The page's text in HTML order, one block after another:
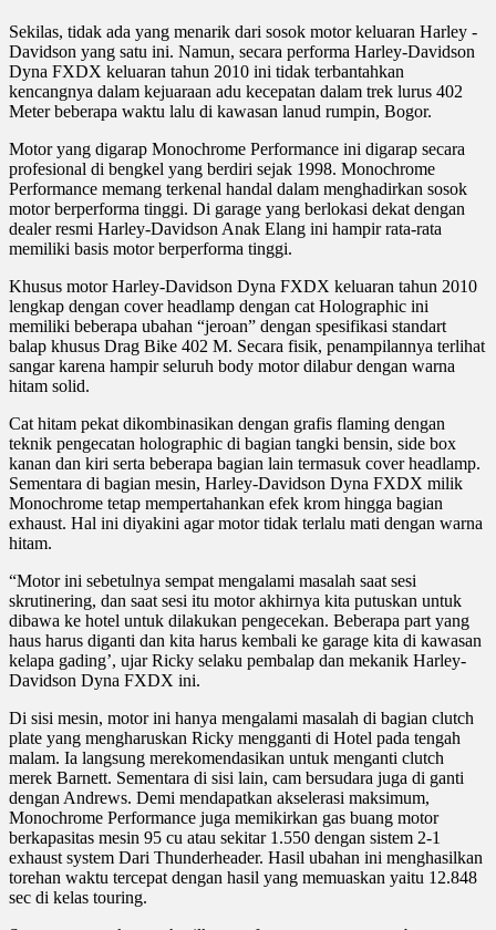
Sekilas, tidak ada yang menarik dari sosok motor keluaran Harley -
Davidson yang satu ini. Namun, secara performa Harley-Davidson
Dyna FXDX keluaran tahun 2010 ini tidak terbantahkan
kencangnya dalam kejuaraan adu kecepatan dalam trek lurus 402
Meter beberapa waktu lalu di kawasan lanud rumpin, Bogor.
Motor yang digarap Monochrome Performance ini digarap secara
profesional di bengkel yang berdiri sejak 1998. Monochrome
Performance memang terkenal handal dalam menghadirkan sosok
motor berperforma tinggi. Di garage yang berlokasi dekat dengan
dealer resmi Harley-Davidson Anak Elang ini hampir rata-rata
memiliki basis motor berperforma tinggi.
Khusus motor Harley-Davidson Dyna FXDX keluaran tahun 2010
lengkap dengan cover headlamp dengan cat Holographic ini
memiliki beberapa ubahan “jeroan” dengan spesifikasi standart
balap khusus Drag Bike 402 M. Secara fisik, penampilannya terlihat
sangar karena hampir seluruh body motor dilabur dengan warna
hitam solid.
Cat hitam pekat dikombinasikan dengan grafis flaming dengan
teknik pengecatan holographic di bagian tangki bensin, side box
kanan dan kiri serta beberapa bagian lain termasuk cover headlamp.
Sementara di bagian mesin, Harley-Davidson Dyna FXDX milik
Monochrome tetap mempertahankan efek krom hingga bagian
exhaust. Hal ini diyakini agar motor tidak terlalu mati dengan warna
hitam.
“Motor ini sebetulnya sempat mengalami masalah saat sesi
skrutinering, dan saat sesi itu motor akhirnya kita putuskan untuk
dibawa ke hotel untuk dilakukan pengecekan. Beberapa part yang
haus harus diganti dan kita harus kembali ke garage kita di kawasan
kelapa gading’, ujar Ricky selaku pembalap dan mekanik Harley-
Davidson Dyna FXDX ini.
Di sisi mesin, motor ini hanya mengalami masalah di bagian clutch
plate yang mengharuskan Ricky mengganti di Hotel pada tengah
malam. Ia langsung merekomendasikan untuk menganti clutch
merek Barnett. Sementara di sisi lain, cam bersudara juga di ganti
dengan Andrews. Demi mendapatkan akselerasi maksimum,
Monochrome Performance juga memikirkan gas buang motor
berkapasitas mesin 95 cu atau sekitar 1.550 dengan sistem 2-1
exhaust system Dari Thunderheader. Hasil ubahan ini menghasilkan
torehan waktu tercepat dengan hasil yang memuaskan yaitu 12.848
sec di kelas touring.